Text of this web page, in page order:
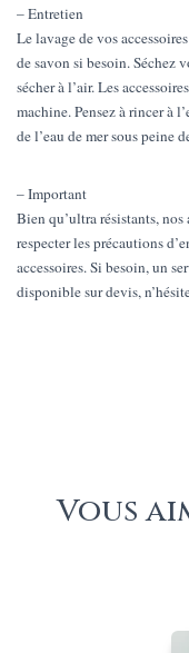
– Entretien
Le lavage de vos
de savon si besoin. Séchez
sécher à l’air. Les
machine. Pensez à rincer à
de l’eau de mer sous peine
– Important
Bien qu’ultra résistants, nos
respecter les précautions
accessoires. Si besoin, un
disponible sur devis,
Vous